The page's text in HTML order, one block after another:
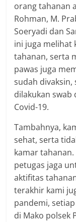
orang tahanan
Rohman, M.
Soeryadi dan
ini juga melihat
tahanan, serta
pawas juga
sudah
dilakukan swab
Covid-19.
Tambahnya,
sehat, serta
kamar
petugas jaga
aktifitas
terakhir kami
pandemi,
di Mako polsek